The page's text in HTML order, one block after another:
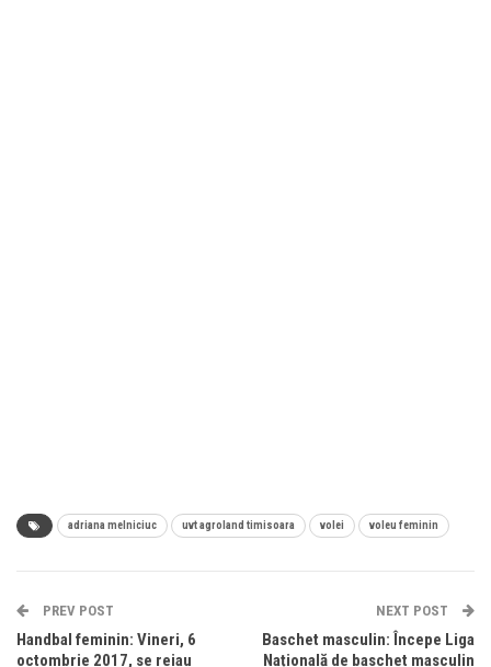
adriana melniciuc uvt agroland timisoara volei voleu feminin
PREV POST
Handbal feminin: Vineri, 6
octombrie 2017, se reiau
NEXT POST
Baschet masculin: Începe Liga
Națională de baschet masculin